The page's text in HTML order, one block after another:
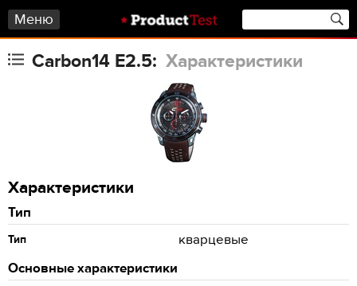
Меню
Carbon14 E2.5: Характеристики
Характеристики
Тип
Тип
кварцевые
Основные характеристики